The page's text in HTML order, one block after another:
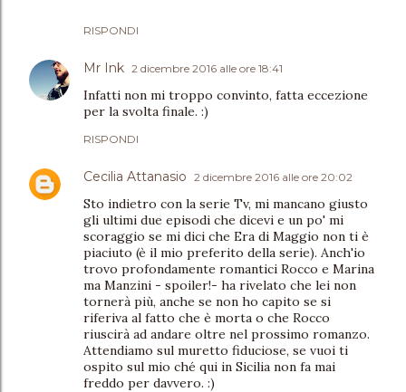
RISPONDI
Mr Ink 2 dicembre 2016 alle ore 18:41
Infatti non mi troppo convinto, fatta eccezione
per la svolta finale. :)
RISPONDI
Cecilia Attanasio 2 dicembre 2016 alle ore 20:02
Sto indietro con la serie Tv, mi mancano giusto
gli ultimi due episodi che dicevi e un po' mi
scoraggio se mi dici che Era di Maggio non ti è
piaciuto (è il mio preferito della serie). Anch'io
trovo profondamente romantici Rocco e Marina
ma Manzini - spoiler!- ha rivelato che lei non
tornerà più, anche se non ho capito se si
riferiva al fatto che è morta o che Rocco
riuscirà ad andare oltre nel prossimo romanzo.
Attendiamo sul muretto fiduciose, se vuoi ti
ospito sul mio ché qui in Sicilia non fa mai
freddo per davvero. :)